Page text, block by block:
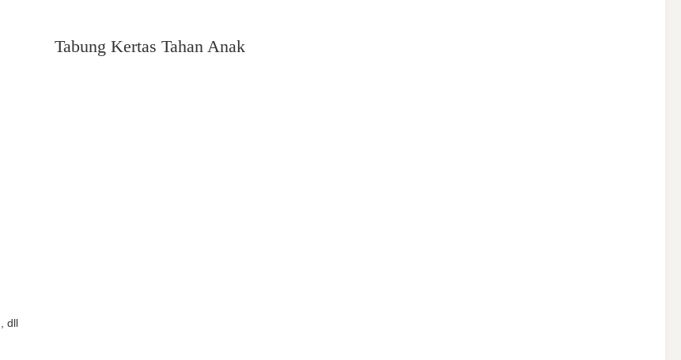
Tabung Kertas Tahan Anak
dll